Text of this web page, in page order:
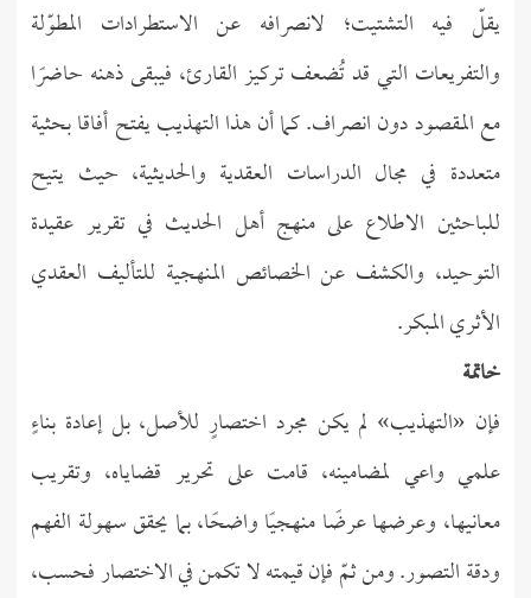
يقلّ فيه التشتيت؛ لانصرافه عن الاستطرادات المطوّلة
والتفريعات التي قد تُضعف تركيز القارئ، فيبقى ذهنه حاضرًا
مع المقصود دون انصراف. كما أن هذا التهذيب يفتح أفاقا بحثية
متعددة في مجال الدراسات العقدية والحديثية، حيث يتيح
للباحثين الاطلاع على منهج أهل الحديث في تقرير عقيدة
التوحيد، والكشف عن الخصائص المنهجية للتأليف العقدي
الأثري المبكر.
خاتمة
فإن «التهذيب» لم يكن مجرد اختصارٍ للأصل، بل إعادة بناءٍ
علمي واعي لمضامينه، قامت على تحرير قضاياه، وتقريب
معانيها، وعرضها عرضًا منهجيًا واضحًا، بما يحقق سهولة الفهم
ودقة التصور. ومن ثمّ فإن قيمته لا تكمن في الاختصار فحسب،